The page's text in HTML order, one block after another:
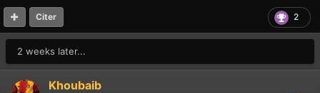
2
Citer
2 weeks later...
Khoubaib